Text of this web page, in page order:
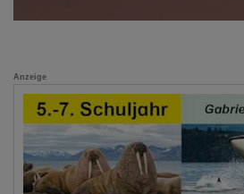
Anzeige